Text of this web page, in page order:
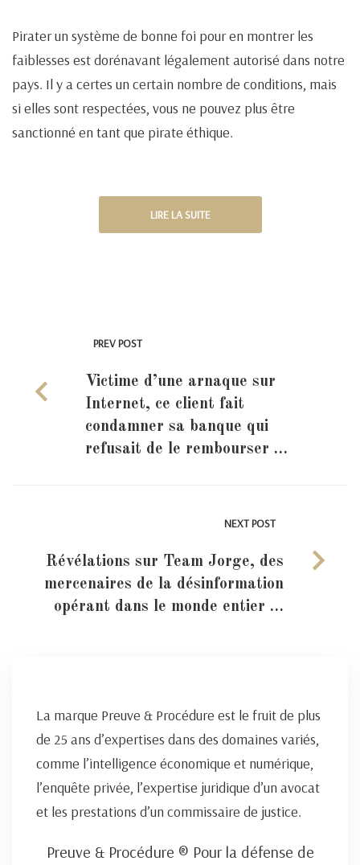
Pirater un système de bonne foi pour en montrer les
faiblesses est dorénavant légalement autorisé dans notre
pays. Il y a certes un certain nombre de conditions, mais
si elles sont respectées, vous ne pouvez plus être
sanctionné en tant que pirate éthique.
LIRE LA SUITE
PREV POST
Victime d’une arnaque sur
Internet, ce client fait
condamner sa banque qui
refusait de le rembourser …
NEXT POST
Révélations sur Team Jorge, des
mercenaires de la désinformation
opérant dans le monde entier …
La marque Preuve & Procédure est le fruit de plus
de 25 ans d’expertises dans des domaines variés,
comme l’intelligence économique et numérique,
l’enquête privée, l’expertise juridique d’un avocat
et les prestations d’un commissaire de justice.
Preuve & Procédure ® Pour la défense de